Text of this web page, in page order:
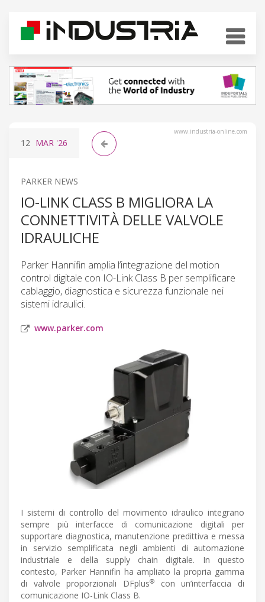
www.industria-online.com
12 MAR '26
PARKER NEWS
IO-LINK CLASS B MIGLIORA LA
CONNETTIVITÀ DELLE VALVOLE
IDRAULICHE
Parker Hannifin amplia l’integrazione del motion
control digitale con IO-Link Class B per semplificare
cablaggio, diagnostica e sicurezza funzionale nei
sistemi idraulici.
www.parker.com
I sistemi di controllo del movimento idraulico integrano
sempre più interfacce di comunicazione digitali per
supportare diagnostica, manutenzione predittiva e messa
in servizio semplificata negli ambienti di automazione
industriale e della supply chain digitale. In questo
contesto, Parker Hannifin ha ampliato la propria gamma
di valvole proporzionali DFplus®
con un’interfaccia di
comunicazione IO-Link Class B.